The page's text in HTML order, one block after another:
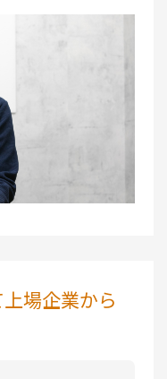
場企業から